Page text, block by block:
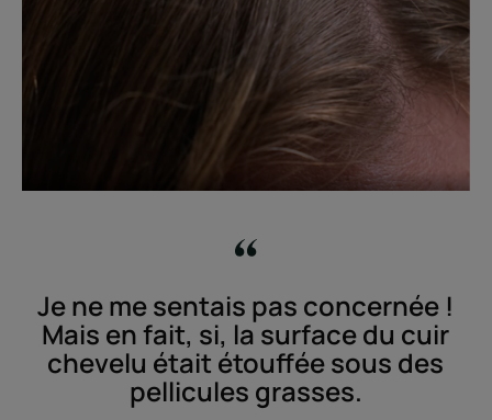
Je ne me sentais pas concernée !
Mais en fait, si, la surface du cuir
chevelu était étouffée sous des
pellicules grasses.